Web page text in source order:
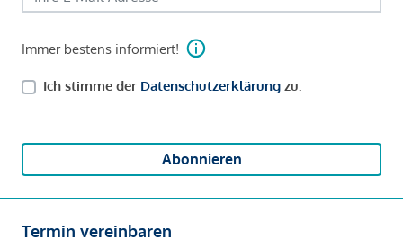
Immer bestens informiert!
Ich stimme der Datenschutzerklärung zu.
Abonnieren
Termin vereinbaren